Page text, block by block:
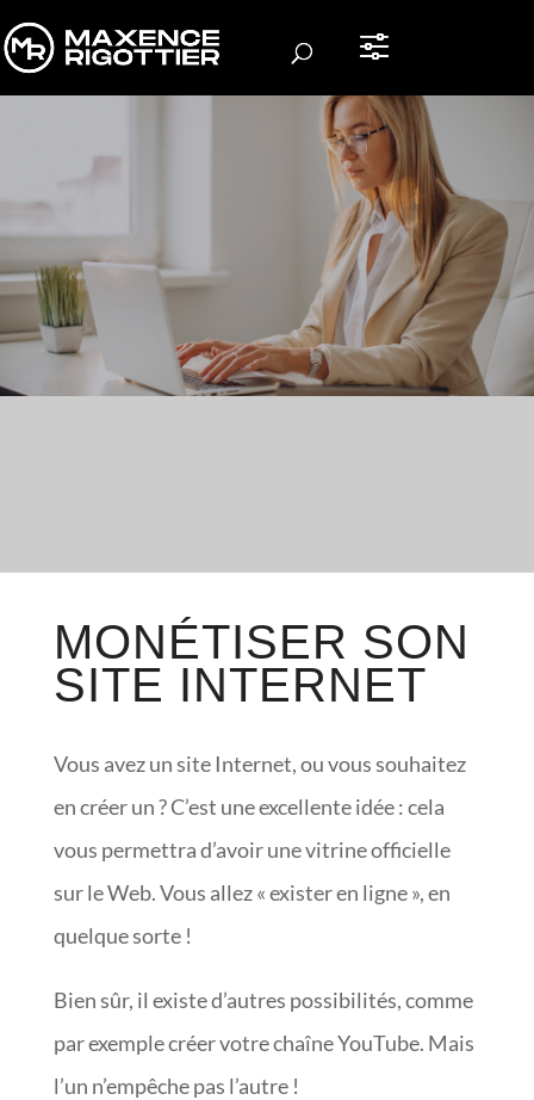
MONÉTISER SON
SITE INTERNET
Vous avez un site Internet, ou vous souhaitez
en créer un ? C’est une excellente idée : cela
vous permettra d’avoir une vitrine officielle
sur le Web. Vous allez « exister en ligne », en
quelque sorte !
Bien sûr, il existe d’autres possibilités, comme
par exemple créer votre chaîne YouTube. Mais
l’un n’empêche pas l’autre !